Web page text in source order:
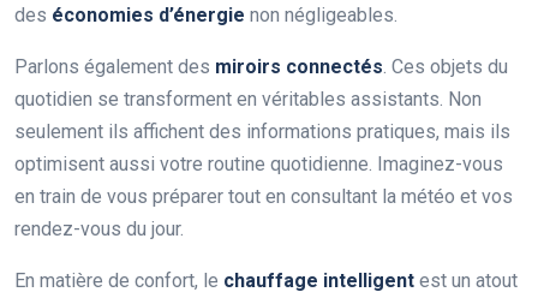
des économies d’énergie non négligeables.
Parlons également des miroirs connectés. Ces objets du
quotidien se transforment en véritables assistants. Non
seulement ils affichent des informations pratiques, mais ils
optimisent aussi votre routine quotidienne. Imaginez-vous
en train de vous préparer tout en consultant la météo et vos
rendez-vous du jour.
En matière de confort, le chauffage intelligent est un atout